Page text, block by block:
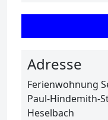
Adresse
Ferienwohnung
Paul-Hindemith-
Heselbach